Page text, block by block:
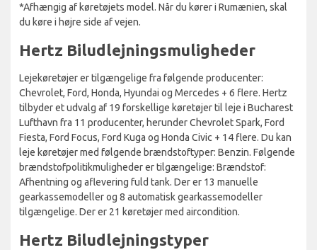
*Afhængig af køretøjets model. Når du kører i Rumænien, skal
du køre i højre side af vejen.
Hertz Biludlejningsmuligheder
Lejekøretøjer er tilgængelige fra følgende producenter:
Chevrolet, Ford, Honda, Hyundai og Mercedes + 6 flere. Hertz
tilbyder et udvalg af 19 forskellige køretøjer til leje i Bucharest
Lufthavn fra 11 producenter, herunder Chevrolet Spark, Ford
Fiesta, Ford Focus, Ford Kuga og Honda Civic + 14 flere. Du kan
leje køretøjer med følgende brændstoftyper: Benzin. Følgende
brændstofpolitikmuligheder er tilgængelige: Brændstof:
Afhentning og aflevering fuld tank. Der er 13 manuelle
gearkassemodeller og 8 automatisk gearkassemodeller
tilgængelige. Der er 21 køretøjer med aircondition.
Hertz Biludlejningstyper